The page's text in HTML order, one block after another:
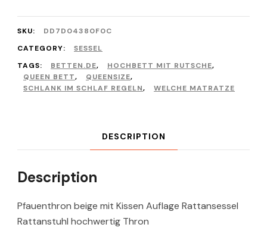
SKU:
DD7D04380F0C
CATEGORY:
SESSEL
TAGS:
BETTEN.DE, HOCHBETT MIT RUTSCHE,
QUEEN BETT, QUEENSIZE,
SCHLANK IM SCHLAF REGELN, WELCHE MATRATZE
DESCRIPTION
Description
Pfauenthron beige mit Kissen Auflage Rattansessel
Rattanstuhl hochwertig Thron